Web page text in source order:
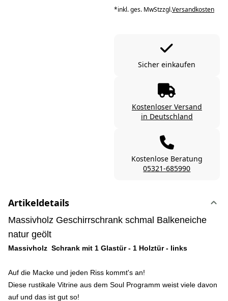
*inkl. ges. MwStzzgl.Versandkosten
Sicher einkaufen
Kostenloser Versand
in Deutschland
Kostenlose Beratung
05321-685990
Artikeldetails
Massivholz Geschirrschrank schmal Balkeneiche
natur geölt
Massivholz Schrank mit 1 Glastür - 1 Holztür - links
Auf die Macke und jeden Riss kommt's an!
Diese rustikale Vitrine aus dem Soul Programm weist viele davon
auf und das ist gut so!